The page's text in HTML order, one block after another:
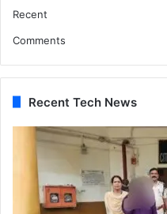
Recent
Comments
Recent Tech News